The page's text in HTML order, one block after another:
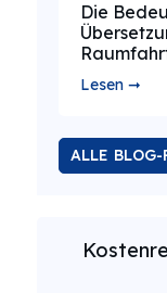
Die
Lesen ➞
ALLE BLOG-